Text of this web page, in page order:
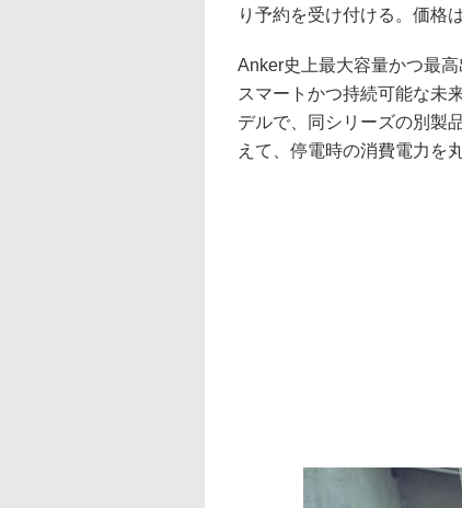
り予約を受け付ける。価格
Anker史上最大容量かつ最
スマートかつ持続可能な未
デルで、同シリーズの別製
えて、停電時の消費電力を